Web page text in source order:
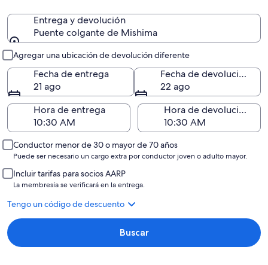
Entrega y devolución
Puente colgante de Mishima
Agregar una ubicación de devolución diferente
Fecha de entrega
21 ago
Fecha de devolución
22 ago
Hora de entrega
Hora de devolución
Conductor menor de 30 o mayor de 70 años
Puede ser necesario un cargo extra por conductor joven o adulto mayor.
Incluir tarifas para socios AARP
La membresía se verificará en la entrega.
Tengo un código de descuento
Buscar